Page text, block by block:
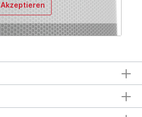
Akzeptieren